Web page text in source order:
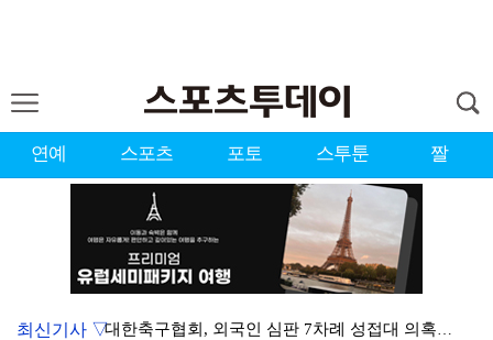
연예 스포츠 포토 스투툰 짤
대한축구협회, 외국인 심판 7차례 성접대 의혹…이 기간…
최신기사 ▽